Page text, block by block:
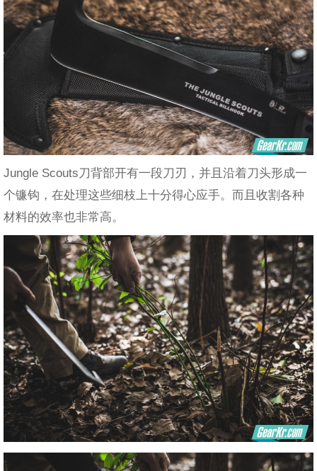
Jungle Scouts刀背部开有一段刀刃，并且沿着刀头形成一
个镰钩，在处理这些细枝上十分得心应手。而且收割各种
材料的效率也非常高。